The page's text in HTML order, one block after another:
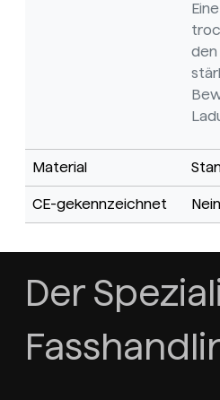
Material
CE-gekennzeichnet Nein
Der